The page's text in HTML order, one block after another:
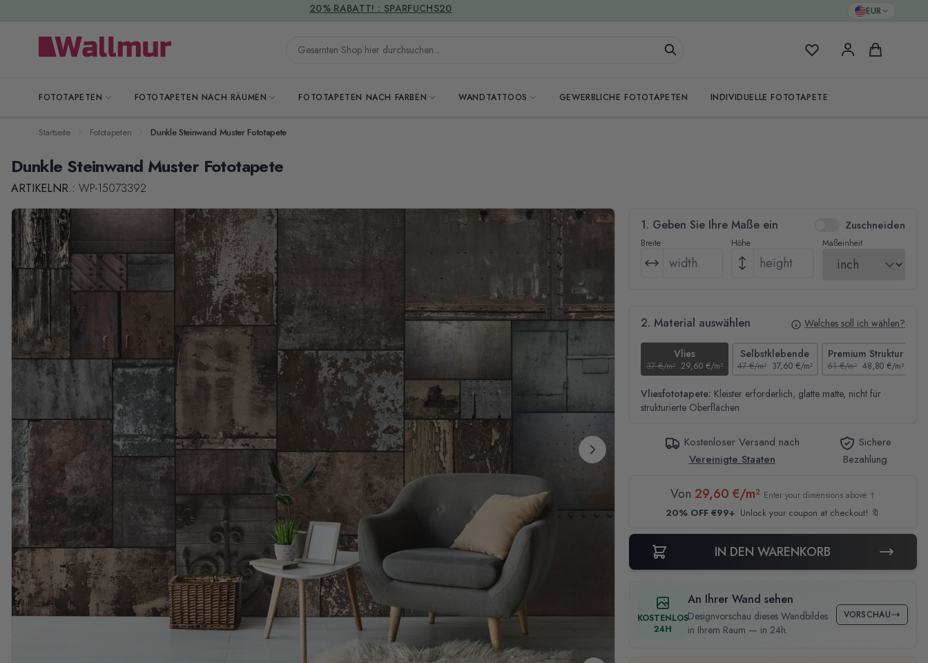
EUR
Gesamten Shop hier durchsuchen... Meine FavoritenWarenkorb
FOTOTAPETEN FOTOTAPETEN NACH RÄUMEN FOTOTAPETEN NACH FARBEN WANDTATTOOS GEWERBLICHE FOTOTAPETEN INDIVIDUELLE FOTOTAPETE
VERSANDKOSTENFREI
Startseite Fototapeten Dunkle Steinwand Muster Fototapete
Dunkle Steinwand Muster Fototapete
ARTIKELNR.: WP-15073392
1. Geben Sie Ihre Maße ein Zuschneiden
Breite Höhe Maßeinheit
2. Material auswählen Welches soll ich wählen?
Vlies
37 €/m² 29,60 €/m²
Selbstklebende
47 €/m² 37,60 €/m²
Premium Struktur
61 €/m² 48,80 €/m²
Vliesfototapete: Kleister erforderlich, glatte matte, nicht für
strukturierte Oberflächen
Kostenloser Versand nach
Vereinigte Staaten
Sichere
Bezahlung
Von 29,60 €/m² Enter your dimensions above ↑
20% OFF €99+ Unlock your coupon at checkout! 🔖
IN DEN WARENKORB
KOSTENLOS
24H
An Ihrer Wand sehen
Designvorschau dieses Wandbildes
in Ihrem Raum — in 24h.
VORSCHAU